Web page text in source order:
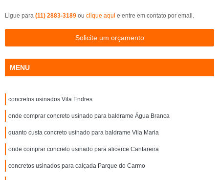
Ligue para (11) 2883-3189 ou clique aqui e entre em contato por email.
Solicite um orçamento
MENU
concretos usinados Vila Endres
onde comprar concreto usinado para baldrame Água Branca
quanto custa concreto usinado para baldrame Vila Maria
onde comprar concreto usinado para alicerce Cantareira
concretos usinados para calçada Parque do Carmo